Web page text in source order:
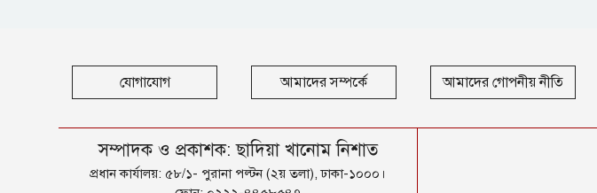
যোগাযোগ আমাদের সম্পর্কে আমাদের গোপনীয় নীতি
সম্পাদক ও প্রকাশক: ছাদিয়া খানোম নিশাত
প্রধান কার্যালয়: ৫৮/১- পুরানা পল্টন (২য় তলা), ঢাকা-১০০০।